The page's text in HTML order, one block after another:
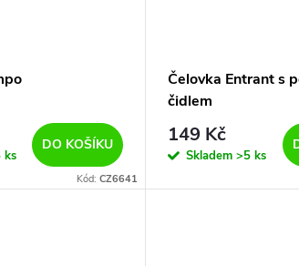
ks
DO KOŠÍKU
Kód:CZ6641
Čelovka Entrant s
čidlem
149 Kč
Skladem>5 ks